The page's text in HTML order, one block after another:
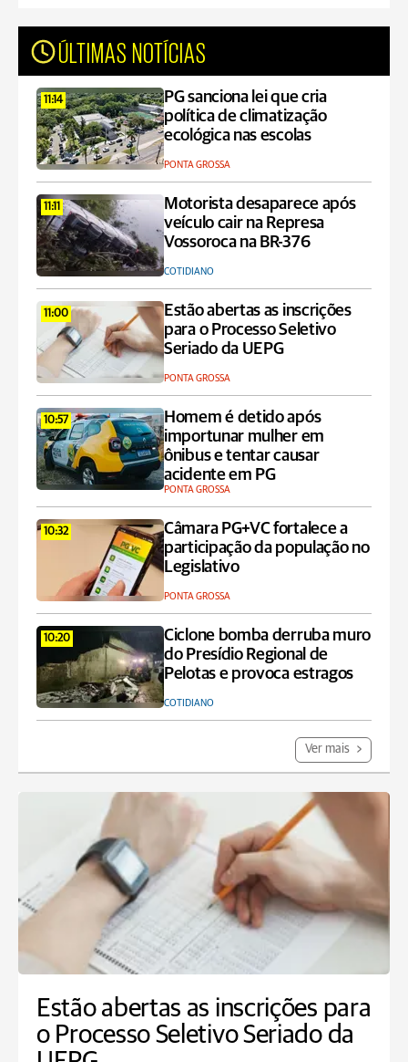
ÚLTIMAS NOTÍCIAS
11:14
PG sanciona lei que cria
política de climatização
ecológica nas escolas
PONTA GROSSA
11:11
Motorista desaparece após
veículo cair na Represa
Vossoroca na BR-376
COTIDIANO
11:00
Estão abertas as inscrições
para o Processo Seletivo
Seriado da UEPG
PONTA GROSSA
10:57
Homem é detido após
importunar mulher em
ônibus e tentar causar
acidente em PG
PONTA GROSSA
10:32
Câmara PG+VC fortalece a
participação da população no
Legislativo
PONTA GROSSA
10:20
Ciclone bomba derruba muro
do Presídio Regional de
Pelotas e provoca estragos
COTIDIANO
Ver mais
Estão abertas as inscrições para
o Processo Seletivo Seriado da